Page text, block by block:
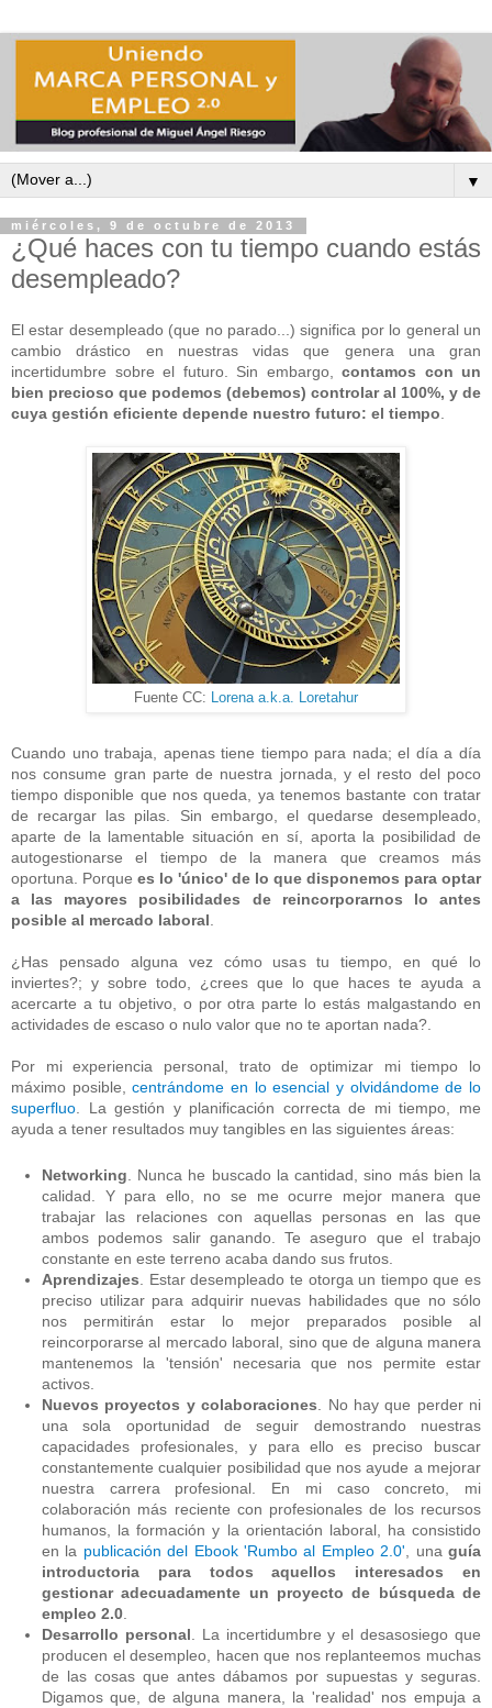
▼
miércoles, 9 de octubre de 2013
¿Qué haces con tu tiempo cuando estás
desempleado?
El estar desempleado (que no parado...) significa por lo general un
cambio drástico en nuestras vidas que genera una gran
incertidumbre sobre el futuro. Sin embargo, contamos con un
bien precioso que podemos (debemos) controlar al 100%, y de
cuya gestión eficiente depende nuestro futuro: el tiempo.
Fuente CC: Lorena a.k.a. Loretahur
Cuando uno trabaja, apenas tiene tiempo para nada; el día a día
nos consume gran parte de nuestra jornada, y el resto del poco
tiempo disponible que nos queda, ya tenemos bastante con tratar
de recargar las pilas. Sin embargo, el quedarse desempleado,
aparte de la lamentable situación en sí, aporta la posibilidad de
autogestionarse el tiempo de la manera que creamos más
oportuna. Porque es lo 'único' de lo que disponemos para optar
a las mayores posibilidades de reincorporarnos lo antes
posible al mercado laboral
¿Has pensado alguna vez cómo usas tu tiempo, en qué lo
inviertes?; y sobre todo, ¿crees que lo que haces te ayuda a
acercarte a tu objetivo, o por otra parte lo estás malgastando en
actividades de escaso o nulo valor que no te aportan nada?.
Por mi experiencia personal, trato de optimizar mi tiempo lo
máximo posible,centrándome en lo esencial y olvidándome de lo
superfluo . La gestión y planificación correcta de mi tiempo, me
ayuda a tener resultados muy tangibles en las siguientes áreas:
Networking . Nunca he buscado la cantidad, sino más bien la
calidad. Y para ello, no se me ocurre mejor manera que
trabajar las relaciones con aquellas personas en las que
ambos podemos salir ganando. Te aseguro que el trabajo
constante en este terreno acaba dando sus frutos.
Aprendizajes . Estar desempleado te otorga un tiempo que es
preciso utilizar para adquirir nuevas habilidades que no sólo
nos permitirán estar lo mejor preparados posible al
reincorporarse al mercado laboral, sino que de alguna manera
mantenemos la 'tensión' necesaria que nos permite estar
activos.
Nuevos proyectos y colaboraciones . No hay que perder ni
una sola oportunidad de seguir demostrando nuestras
capacidades profesionales, y para ello es preciso buscar
constantemente cualquier posibilidad que nos ayude a mejorar
nuestra carrera profesional. En mi caso concreto, mi
colaboración más reciente con profesionales de los recursos
humanos, la formación y la orientación laboral, ha consistido
en la publicación del Ebook 'Rumbo al Empleo 2.0' , unaguía
introductoria para todos aquellos interesados en
gestionar adecuadamente un proyecto de búsqueda de
empleo 2.0
Desarrollo personal . La incertidumbre y el desasosiego que
producen el desempleo, hacen que nos replanteemos muchas
de las cosas que antes dábamos por supuestas y seguras.
Digamos que, de alguna manera, la 'realidad' nos empuja a